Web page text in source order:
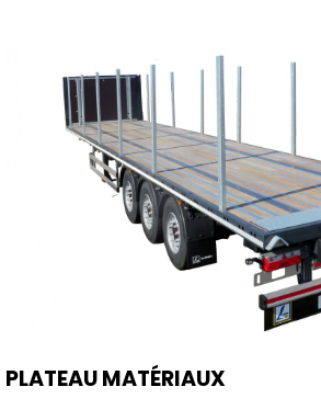
PLATEAU MATÉRIAUX